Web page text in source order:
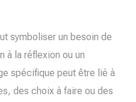
symboliser un besoin de
à la réflexion ou un
spécifique peut être lié à
des choix à faire ou des